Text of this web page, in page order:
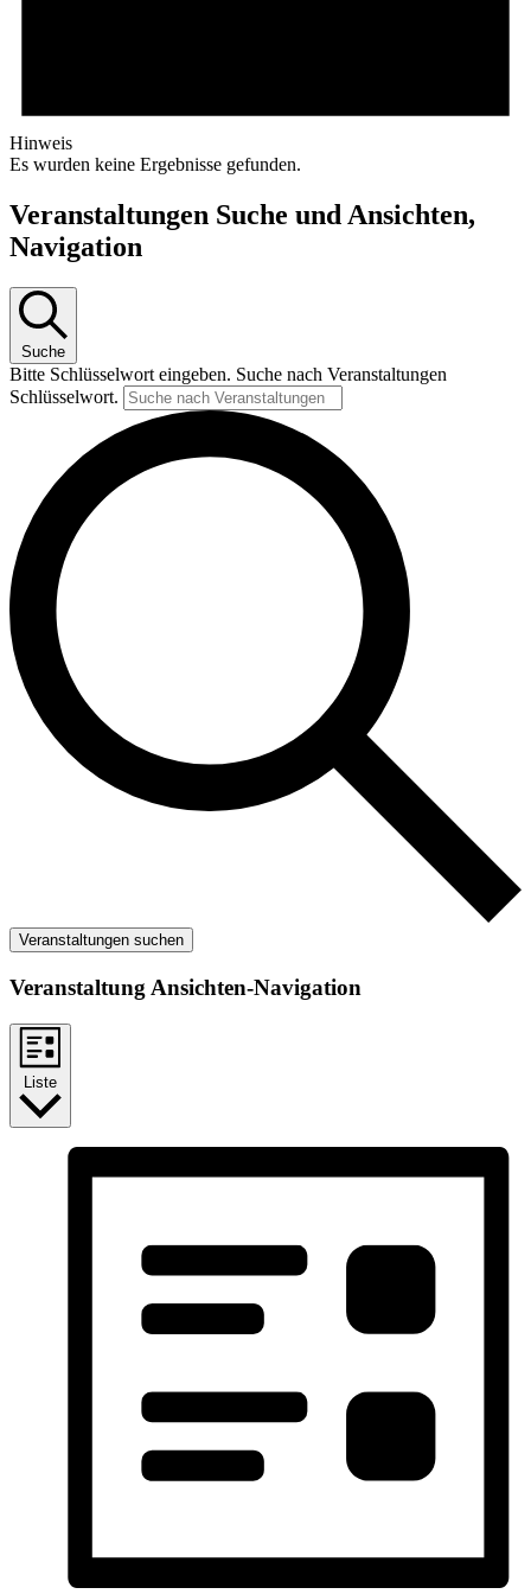
Hinweis
Es wurden keine Ergebnisse gefunden.
Veranstaltungen Suche und Ansichten,
Navigation
Suche
Bitte Schlüsselwort eingeben. Suche nach Veranstaltungen
Schlüsselwort.
Veranstaltungen suchen
Veranstaltung Ansichten-Navigation
Liste